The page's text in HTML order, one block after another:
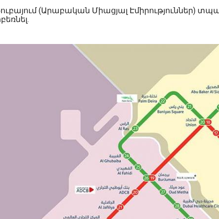
(Արաբական Միացյալ Էմիրություններ)